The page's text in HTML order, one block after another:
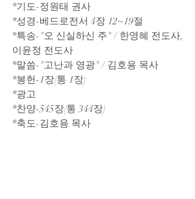
*기도-정원태 권사
*성경-베드로전서 4장 12~19절
*특송-"오 신실하신 주" / 한영혜 전도사,
이윤정 전도사
*말씀-"고난과 영광" / 김호용 목사
*봉헌-1장(통 1장)
*광고
*찬양-545장(통 344장)
*축도-김호용 목사